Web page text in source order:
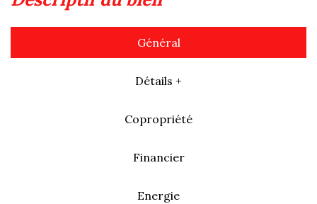
Général
Détails +
Copropriété
Financier
Energie